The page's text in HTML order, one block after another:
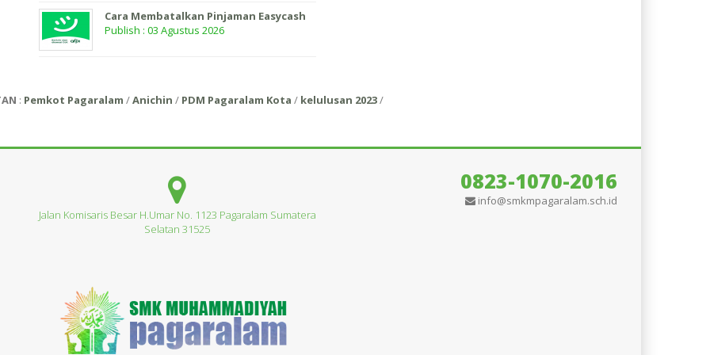
Cara Membatalkan Pinjaman Easycash
Publish : 03 Agustus 2026
: Pemkot Pagaralam /Anichin / PDM Pagaralam Kota / kelulusan 2023/
Jalan Komisaris Besar H.Umar No. 1123 Pagaralam Sumatera
Selatan 31525
0823-1070-2016
info@smkmpagaralam.sch.id